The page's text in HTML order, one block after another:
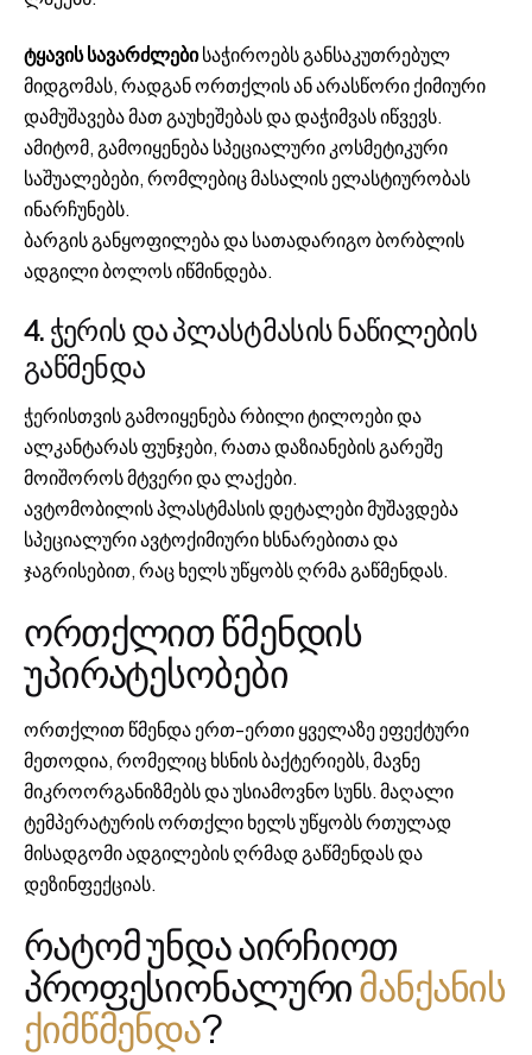
ტყავის სავარძლებისაჭიროებს განსაკუთრებულ
მიდგომას, რადგან ორთქლის ან არასწორი ქიმიური
დამუშავება მათ გაუხეშებას და დაჭიმვას იწვევს.
ამიტომ, გამოიყენება სპეციალური კოსმეტიკური
საშუალებები, რომლებიც მასალის ელასტიურობას
ინარჩუნებს.
ბარგის განყოფილება და სათადარიგო ბორბლის
ადგილი ბოლოს იწმინდება.
4. ჭერის და პლასტმასის ნაწილების
გაწმენდა
ჭერისთვის გამოიყენება რბილი ტილოები და
ალკანტარას ფუნჯები, რათა დაზიანების გარეშე
მოიშოროს მტვერი და ლაქები.
ავტომობილის პლასტმასის დეტალები მუშავდება
სპეციალური ავტოქიმიური ხსნარებითა და
ჯაგრისებით, რაც ხელს უწყობს ღრმა გაწმენდას.
ორთქლით წმენდის
უპირატესობები
ორთქლით წმენდა ერთ-ერთი ყველაზე ეფექტური
მეთოდია, რომელიც ხსნის ბაქტერიებს, მავნე
მიკროორგანიზმებს და უსიამოვნო სუნს. მაღალი
ტემპერატურის ორთქლი ხელს უწყობს რთულად
მისადგომი ადგილების ღრმად გაწმენდას და
დეზინფექციას.
რატომ უნდა აირჩიოთ
პროფესიონალურიმანქანის
ქიმწმენდა?